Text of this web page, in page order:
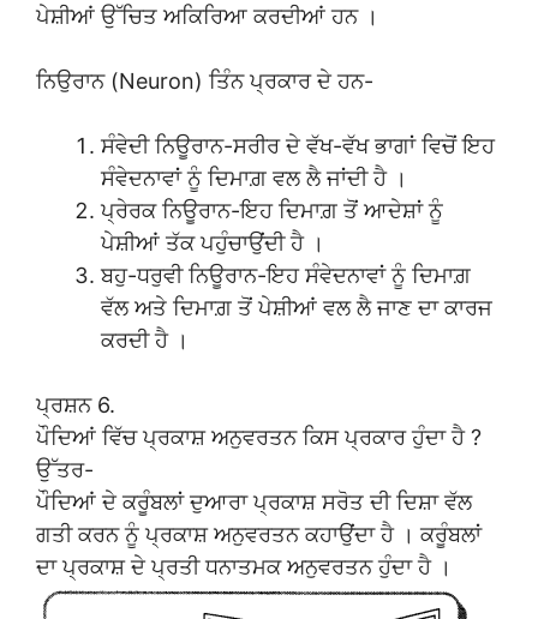
ਪੇਸ਼ੀਆਂ ਉੱਚਿਤ ਅਕਿਰਿਆ ਕਰਦੀਆਂ ਹਨ ।
ਨਿਉਰਾਨ (Neuron) ਤਿੰਨ ਪ੍ਰਕਾਰ ਦੇ ਹਨ-
ਸੰਵੇਦੀ ਨਿਊਰਾਨ-ਸਰੀਰ ਦੇ ਵੱਖ-ਵੱਖ ਭਾਗਾਂ ਵਿਚੋਂ ਇਹ
ਸੰਵੇਦਨਾਵਾਂ ਨੂੰ ਦਿਮਾਗ਼ ਵਲ ਲੈ ਜਾਂਦੀ ਹੈ ।
ਪ੍ਰੇਰਕ ਨਿਊਰਾਨ-ਇਹ ਦਿਮਾਗ਼ ਤੋਂ ਆਦੇਸ਼ਾਂ ਨੂੰ
ਪੇਸ਼ੀਆਂ ਤੱਕ ਪਹੁੰਚਾਉਂਦੀ ਹੈ ।
ਬਹੁ-ਧਰੁਵੀ ਨਿਊਰਾਨ-ਇਹ ਸੰਵੇਦਨਾਵਾਂ ਨੂੰ ਦਿਮਾਗ਼
ਵੱਲ ਅਤੇ ਦਿਮਾਗ਼ ਤੋਂ ਪੇਸ਼ੀਆਂ ਵਲ ਲੈ ਜਾਣ ਦਾ ਕਾਰਜ
ਕਰਦੀ ਹੈ ।
ਪ੍ਰਸ਼ਨ 6.
ਪੌਦਿਆਂ ਵਿੱਚ ਪ੍ਰਕਾਸ਼ ਅਨੁਵਰਤਨ ਕਿਸ ਪ੍ਰਕਾਰ ਹੁੰਦਾ ਹੈ ?
ਉੱਤਰ-
ਪੌਦਿਆਂ ਦੇ ਕਰੂੰਬਲਾਂ ਦੁਆਰਾ ਪ੍ਰਕਾਸ਼ ਸਰੋਤ ਦੀ ਦਿਸ਼ਾ ਵੱਲ
ਗਤੀ ਕਰਨ ਨੂੰ ਪ੍ਰਕਾਸ਼ ਅਨੁਵਰਤਨ ਕਹਾਉਂਦਾ ਹੈ । ਕਰੂੰਬਲਾਂ
ਦਾ ਪ੍ਰਕਾਸ਼ ਦੇ ਪ੍ਰਤੀ ਧਨਾਤਮਕ ਅਨੁਵਰਤਨ ਹੁੰਦਾ ਹੈ ।